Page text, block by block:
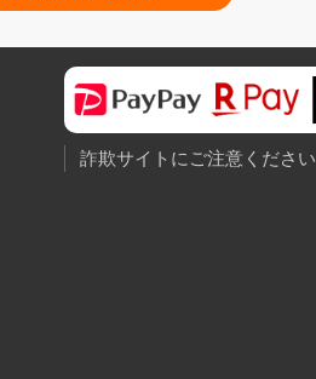
詐欺サイトにご注意ください